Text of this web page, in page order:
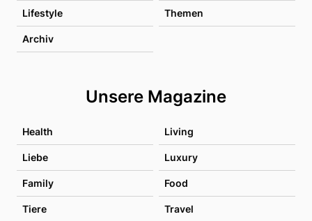
Lifestyle Themen
Archiv
Unsere Magazine
Health Living
Liebe Luxury
Family Food
Tiere Travel